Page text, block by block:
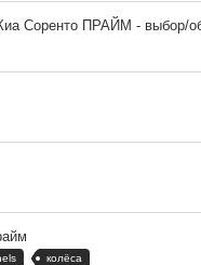
Соренто ПРАЙМ - выбор/
колёса